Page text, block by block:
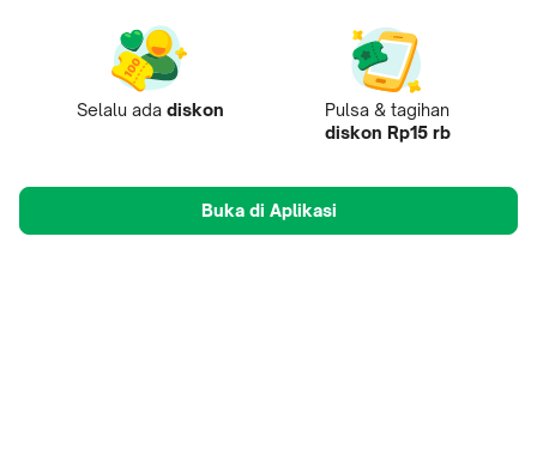
Selalu ada diskon
Pulsa & tagihan
diskon Rp15 rb
Buka di Aplikasi